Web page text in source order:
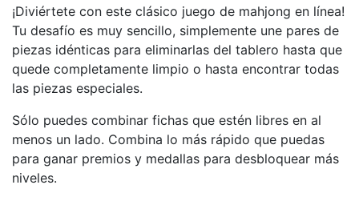
¡Diviértete con este clásico juego de mahjong en línea!
Tu desafío es muy sencillo, simplemente une pares de
piezas idénticas para eliminarlas del tablero hasta que
quede completamente limpio o hasta encontrar todas
las piezas especiales.
Sólo puedes combinar fichas que estén libres en al
menos un lado. Combina lo más rápido que puedas
para ganar premios y medallas para desbloquear más
niveles.